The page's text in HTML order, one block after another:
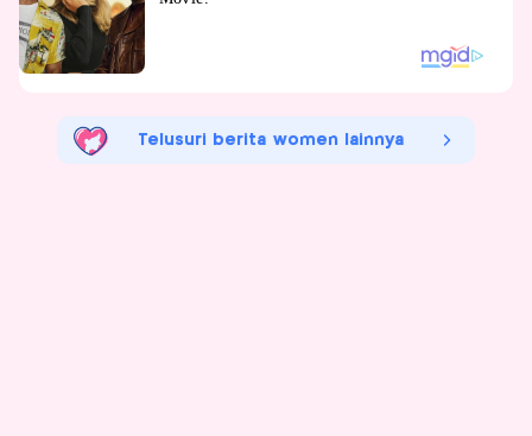
Telusuri berita women lainnya